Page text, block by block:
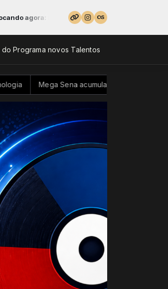
Especial da semana - Parte 1
Programa novos Talentos
Mega Sena acumula e pode pagar R$ 100